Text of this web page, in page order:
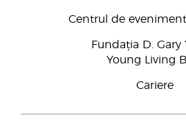
Centrul de
Fundația D. Gary
Young Living
Cariere